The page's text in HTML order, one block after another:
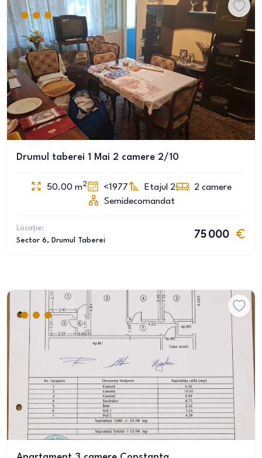
Drumul taberei 1 Mai 2 camere 2/10
50.00 m2 <1977 Etajul 2 2 camere
Semidecomandat
Locație:
Sector 6, Drumul Taberei
75 000